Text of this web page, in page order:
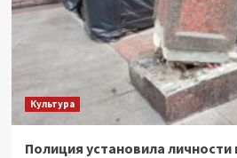
за
атаки
ВСУ
Культура
Полиция установила личности